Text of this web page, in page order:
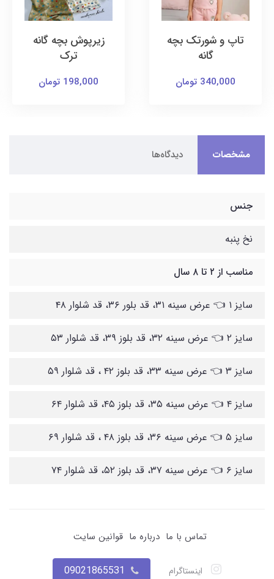
تاپ و شورتک بچه
گانه
340,000 تومان
زیرپوش بچه گانه
ترک
198,000 تومان
مشخصات دیدگاه‌ها
جنس
نخ پنبه
مناسب از ۲ تا ۸ سال
سایز ۱ 👈 عرض سینه ۳۱، قد بلور ۳۶، قد شلوار ۴۸
سایز ۲ 👈 عرض سینه ۳۲، قد بلوز ۳۹، قد شلوار ۵۳
سایز ۳ 👈 عرض سینه ۳۳، قد بلوز ۴۲ ، قد شلوار ۵۹
سایز ۴ 👈 عرض سینه ۳۵، قد بلوز ۴۵، قد شلوار ۶۴
سایز ۵ 👈 عرض سینه ۳۶، قد بلوز ۴۸ ، قد شلوار ۶۹
سایز ۶ 👈 عرض سینه ۳۷، قد بلوز ۵۲، قد شلوار ۷۴
تماس با ما درباره ما قوانین سایت
اینستاگرام 09021865531